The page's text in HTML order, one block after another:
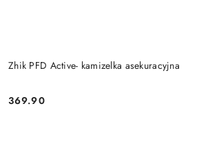
Zhik PFD Active- kamizelka asekuracyjna
Cena:
369.90